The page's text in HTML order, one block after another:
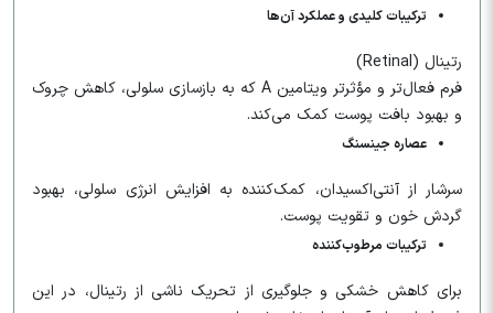
ترکیبات کلیدی و عملکرد آن‌ها
رتینال (Retinal)
فرم فعال‌تر و مؤثرتر ویتامین A که به بازسازی سلولی، کاهش چروک
و بهبود بافت پوست کمک می‌کند.
عصاره جینسنگ
سرشار از آنتی‌اکسیدان، کمک‌کننده به افزایش انرژی سلولی، بهبود
گردش خون و تقویت پوست.
ترکیبات مرطوب‌کننده
برای کاهش خشکی و جلوگیری از تحریک ناشی از رتینال، در این